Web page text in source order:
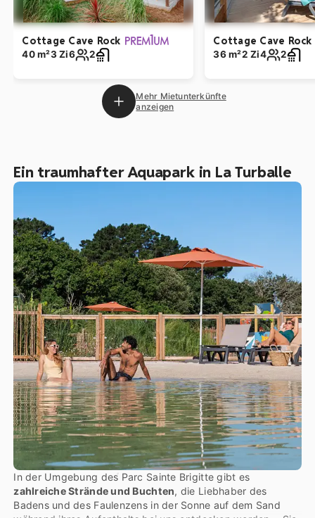
Cottage Cave Rock
40 m²3 Zi6 2
Cottage Cave Rock
36 m²2 Zi4 2
Mehr Mietunterkünfte
anzeigen
Ein traumhafter Aquapark in La Turballe
In der Umgebung des Parc Sainte Brigitte gibt es
zahlreiche Strände und Buchten, die Liebhaber des
Badens und des Faulenzens in der Sonne auf dem Sand